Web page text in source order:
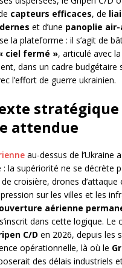
capteurs efficaces, de
et d’une panoplie
la plateforme : il s’agit de
ciel fermé », articulé avec
dans un cadre budgétaire
l’effort de guerre ukrainien.
stratégique
attendue
au-dessus de l’Ukraine
la supériorité ne se décrète
croisière, drones d’attaque
sur les villes et les
aérienne
dans cette logique. Le
C/D en 2026, depuis les
opérationnelle, là où le
des délais industriels